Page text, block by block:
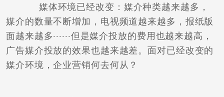
媒体环境已经改变：媒介种类越来越多，
媒介的数量不断增加，电视频道越来越多，报纸版
面越来越多······但是媒介投放的费用也越来越高，
广告媒介投放的效果也越来越差。面对已经改变的
媒介环境，企业营销何去何从？